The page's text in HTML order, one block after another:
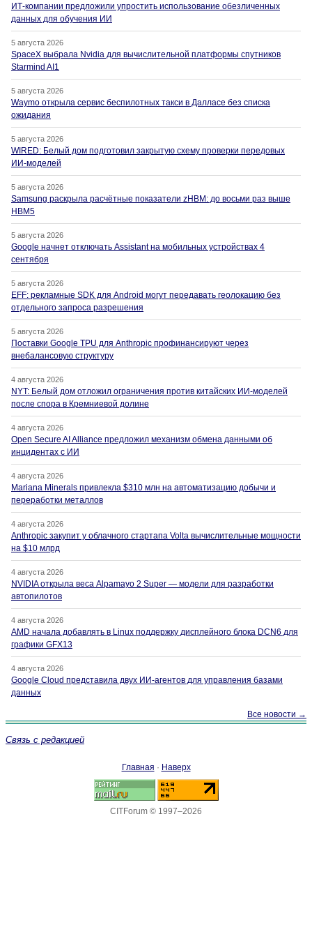
ИТ-компании предложили упростить использование обезличенных
данных для обучения ИИ
5 августа 2026
SpaceX выбрала Nvidia для вычислительной платформы спутников
Starmind AI1
5 августа 2026
Waymo открыла сервис беспилотных такси в Далласе без списка
ожидания
5 августа 2026
WIRED: Белый дом подготовил закрытую схему проверки передовых
ИИ-моделей
5 августа 2026
Samsung раскрыла расчётные показатели zHBM: до восьми раз выше
HBM5
5 августа 2026
Google начнет отключать Assistant на мобильных устройствах 4
сентября
5 августа 2026
EFF: рекламные SDK для Android могут передавать геолокацию без
отдельного запроса разрешения
5 августа 2026
Поставки Google TPU для Anthropic профинансируют через
внебалансовую структуру
4 августа 2026
NYT: Белый дом отложил ограничения против китайских ИИ-моделей
после спора в Кремниевой долине
4 августа 2026
Open Secure AI Alliance предложил механизм обмена данными об
инцидентах с ИИ
4 августа 2026
Mariana Minerals привлекла $310 млн на автоматизацию добычи и
переработки металлов
4 августа 2026
Anthropic закупит у облачного стартапа Volta вычислительные мощности
на $10 млрд
4 августа 2026
NVIDIA открыла веса Alpamayo 2 Super — модели для разработки
автопилотов
4 августа 2026
AMD начала добавлять в Linux поддержку дисплейного блока DCN6 для
графики GFX13
4 августа 2026
Google Cloud представила двух ИИ-агентов для управления базами
данных
Все новости →
Связь с редакцией
Главная · Наверх
CITForum © 1997–2026